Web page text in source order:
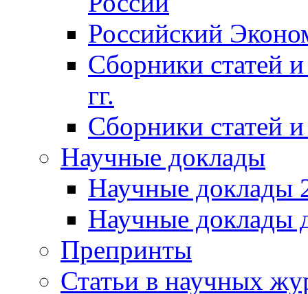
Российский
Сборники статей
гг.
Сборники статей
Научные доклады
Научные доклады
Научные доклады
Препринты
Статьи в научных